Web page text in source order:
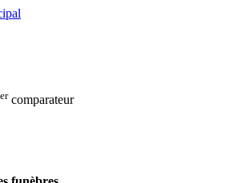
ercomparateur